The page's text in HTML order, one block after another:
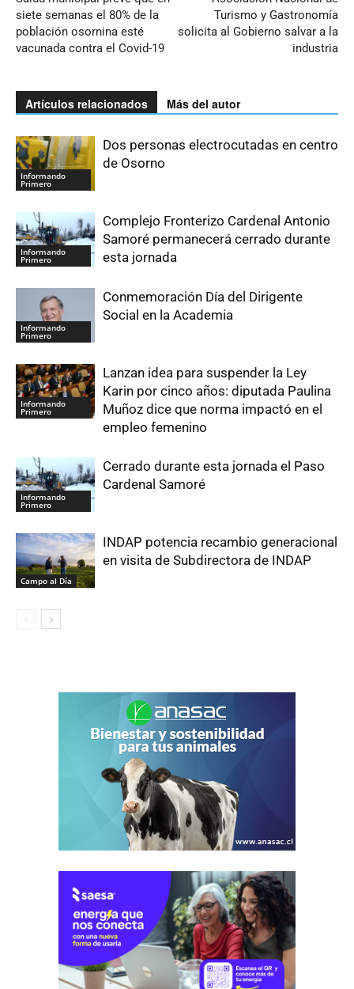
siete semanas el 80% de la
población osornina esté
vacunada contra el Covid-19
Turismo y Gastronomía
solicita al Gobierno salvar a la
industria
Artículos relacionados Más del autor
Informando
Primero
Dos personas electrocutadas en centro
de Osorno
Informando
Primero
Complejo Fronterizo Cardenal Antonio
Samoré permanecerá cerrado durante
esta jornada
Informando
Primero
Conmemoración Día del Dirigente
Social en la Academia
Informando
Primero
Lanzan idea para suspender la Ley
Karin por cinco años: diputada Paulina
Muñoz dice que norma impactó en el
empleo femenino
Informando
Primero
Cerrado durante esta jornada el Paso
Cardenal Samoré
Campo al Día
INDAP potencia recambio generacional
en visita de Subdirectora de INDAP